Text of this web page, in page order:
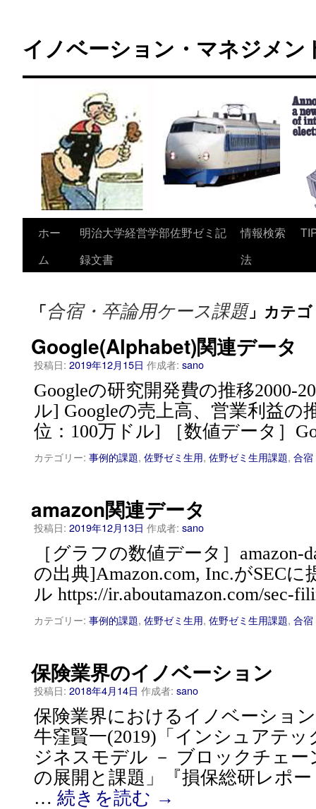
テ
イノベーション・マネジメン
ホー
ム
明治大学経営学部佐野ゼミ記
録文書
情報検索
法
「合宿・卒論用ケース課題」カテ
Google(Alphabet)関連データ
投稿日: 2019年12月15日 作成者: sano
Googleの研究開発費の推移2000-
ル] Googleの売上高、営業利益の
位：100万ドル] ［数値データ］
カテゴリー: 事例的課題, 佐野ゼミ生用, 佐野ゼミ生用課題, 合宿
amazon関連データ
投稿日: 2019年12月13日 作成者: sano
［グラフの数値データ］amazon-
の出典]Amazon.com, Inc.がSEC
ル https://ir.aboutamazon.com/sec-
カテゴリー: 事例的課題, 佐野ゼミ生用, 佐野ゼミ生用課題, 合宿
保険業界のイノベーション
投稿日: 2018年4月14日 作成者: sano
保険業界におけるイノベーショ
牛窪賢一(2019)「インシュアテ
ジネスモデル － ブロックチェー
の展開と課題」『損保総研レポー
… 続きを読む →